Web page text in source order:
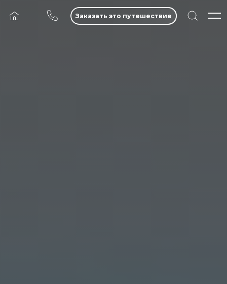
Заказать это путешествие